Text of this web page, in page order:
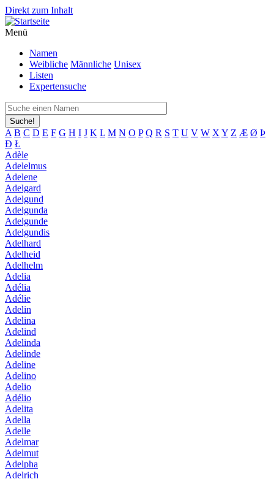
Direkt zum Inhalt
Menü
Namen
Weibliche Männliche Unisex
Listen
Expertensuche
Suche!
A B C D E F G H I J K L M N O P Q R S T U V W X Y Z Æ Ø Þ
Đ Ł
Adèle
Adelelmus
Adelene
Adelgard
Adelgund
Adelgunda
Adelgunde
Adelgundis
Adelhard
Adelheid
Adelhelm
Adelia
Adélia
Adélie
Adelin
Adelina
Adelind
Adelinda
Adelinde
Adeline
Adelino
Adelio
Adélio
Adelita
Adella
Adelle
Adelmar
Adelmut
Adelpha
Adelrich